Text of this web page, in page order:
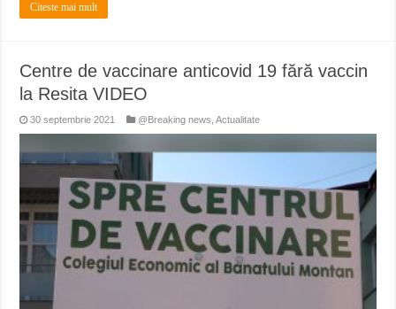
Citeste mai mult
Centre de vaccinare anticovid 19 fără vaccin
la Resita VIDEO
30 septembrie 2021 @Breaking news ,Actualitate